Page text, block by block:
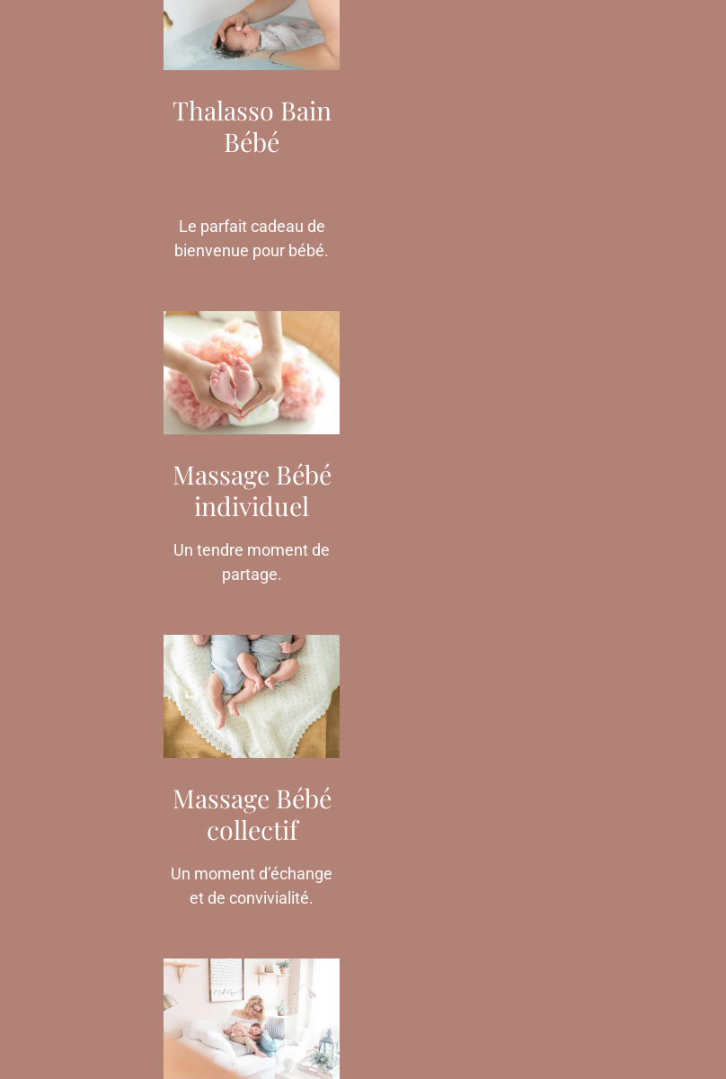
Thalasso Bain
Bébé
Le parfait cadeau de
bienvenue pour bébé.
Massage Bébé
individuel
Un tendre moment de
partage.
Massage Bébé
collectif
Un moment d’échange
et de convivialité.